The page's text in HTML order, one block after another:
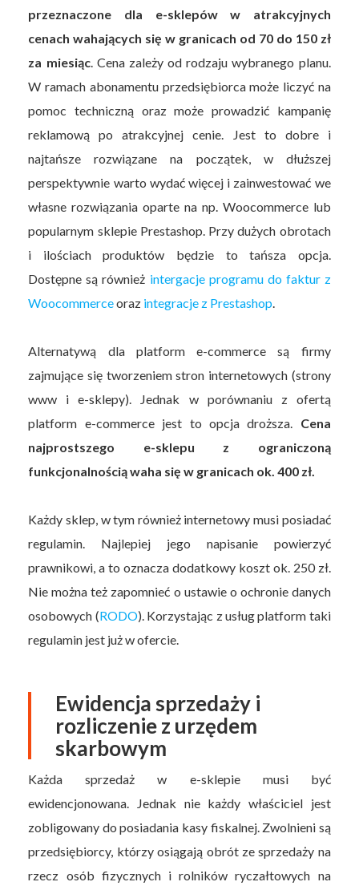
przeznaczone dla e-sklepów w atrakcyjnych
cenach wahających się w granicach od 70 do 150 zł
za miesiąc. Cena zależy od rodzaju wybranego planu.
W ramach abonamentu przedsiębiorca może liczyć na
pomoc techniczną oraz może prowadzić kampanię
reklamową po atrakcyjnej cenie. Jest to dobre i
najtańsze rozwiązane na początek, w dłuższej
perspektywnie warto wydać więcej i zainwestować we
własne rozwiązania oparte na np. Woocommerce lub
popularnym sklepie Prestashop. Przy dużych obrotach
i ilościach produktów będzie to tańsza opcja.
Dostępne są również intergacje programu do faktur z
Woocommerceoraz integracje z Prestashop
Alternatywą dla platform e-commerce są firmy
zajmujące się tworzeniem stron internetowych (strony
www i e-sklepy). Jednak w porównaniu z ofertą
platform e-commerce jest to opcja droższa. Cena
najprostszego e-sklepu z ograniczoną
funkcjonalnością waha się w granicach ok. 400 zł.
Każdy sklep, w tym również internetowy musi posiadać
regulamin. Najlepiej jego napisanie powierzyć
prawnikowi, a to oznacza dodatkowy koszt ok. 250 zł.
Nie można też zapomnieć o ustawie o ochronie danych
osobowych (RODO). Korzystając z usług platform taki
regulamin jest już w ofercie.
Ewidencja sprzedaży i
rozliczenie z urzędem
skarbowym
Każda sprzedaż w e-sklepie musi być
ewidencjonowana. Jednak nie każdy właściciel jest
zobligowany do posiadania kasy fiskalnej. Zwolnieni są
przedsiębiorcy, którzy osiągają obrót ze sprzedaży na
rzecz osób fizycznych i rolników ryczałtowych na